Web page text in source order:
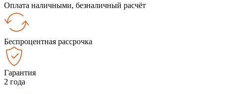
Оплата наличными, безналичный расчёт
Беспроцентная рассрочка
Гарантия
2 года